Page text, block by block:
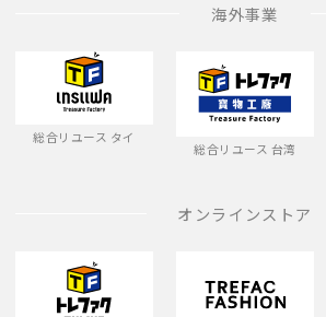
海外事業
総合リユース タイ
総合リユース 台湾
オンラインストア